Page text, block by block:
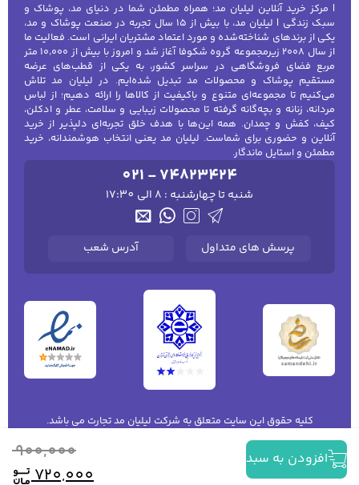
900,000
720,000
افزودن به سبد
| مرکز خرید آنلاین لیلیان مد؛ همراه مطمئن شما در دنیای مد، پوشاک و
سبک زندگی | لیلیان مد، با بیش از ۱۵ سال تجربه در صنعت پوشاک و مد،
یکی از برندهای شناخته‌شده و مورد اعتماد مشتریان ایرانی است. فعالیت ما
از سال ۲۰۰۸ زیرمجموعه گروه شکوفا آغاز شد و امروز با بیش از ۱۰٬۰۰۰ متر
مربع فضای فروشگاهی در سراسر کشور، به یکی از قطب‌های عرضه
مستقیم پوشاک و محصولات مد تبدیل شده‌ایم. در لیلیان مد تلاش
می‌کنیم تا مجموعه‌ای متنوع و باکیفیت از کالاها را ارائه دهیم؛ از لباس
مردانه، زنانه و بچه‌گانه گرفته تا محصولات زیبایی و سلامت، عطر و ادکلن،
کیف، کفش و چمدان. همه این‌ها با هدف خلق تجربه‌ای دلپذیر از خرید
آنلاین و حضوری برای شماست. لیلیان مد یعنی انتخاب هوشمندانه، خرید
مطمئن و استایل ماندگار.
021 - 74823424
شنبه تا چهارشنبه : 8 الی 17:30
پرسش های متداول آدرس شعب
کلیه حقوق این سایت متعلق به شرکت لیلیان مد تجارت می باشد.